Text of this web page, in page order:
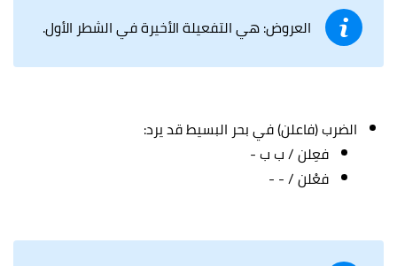
العروض: هي التفعيلة الأخيرة في الشطر الأول.
الضرب (فاعلن) في بحر البسيط قد يرد:
فعِلن / ب ب -
فعْلن / - -